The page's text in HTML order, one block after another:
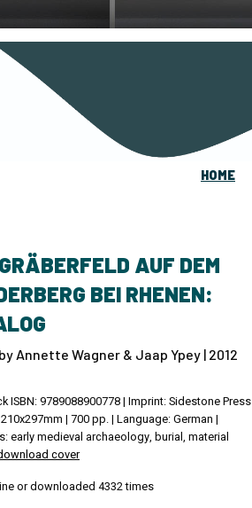
HOME
AUF DEM
BEI RHENEN:
Annette Wagner & Jaap Ypey | 2012
ISBN: 9789088900778 | Imprint: Sidestone Press
| 700 pp. | Language: German |
early medieval archaeology, burial, material
cover
or downloaded 4332 times